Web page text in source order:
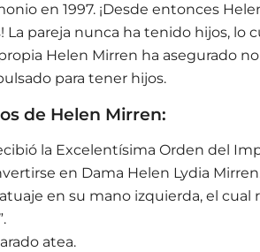
en 1997. ¡Desde entonces
La pareja nunca ha tenido hijos, lo
Helen Mirren ha asegurado
para tener hijos.
de Helen Mirren:
la Excelentísima Orden del
en Dama Helen Lydia
en su mano izquierda, el cual
atea.